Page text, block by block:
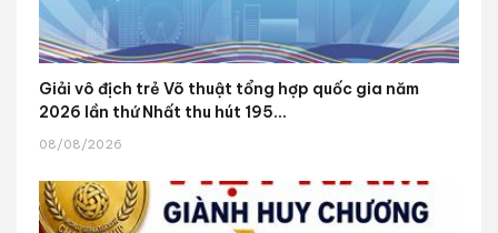
Giải vô địch trẻ Võ thuật tổng hợp quốc gia năm
2026 lần thứ Nhất thu hút 195...
08/08/2026